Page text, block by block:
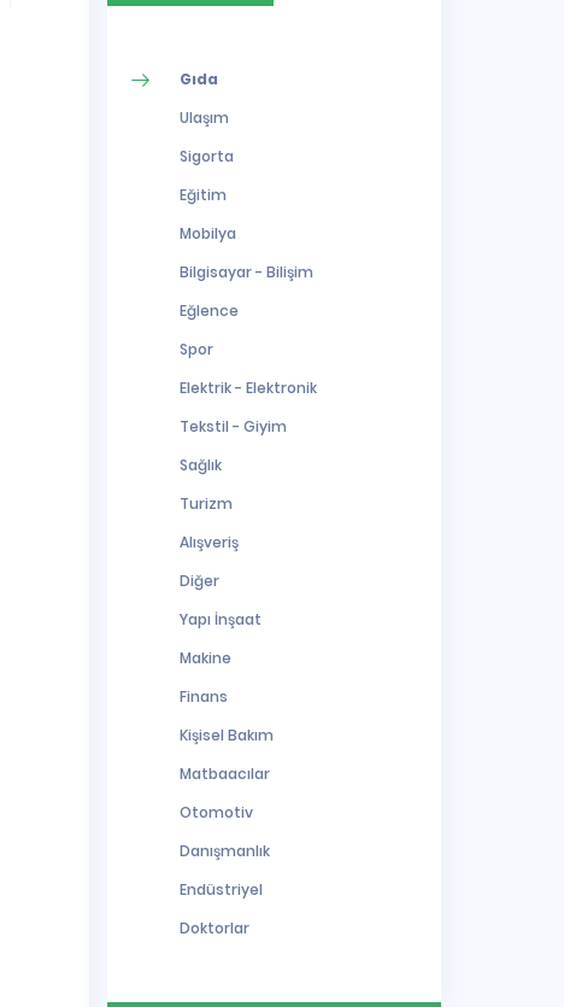
Gıda
Ulaşım
Sigorta
Eğitim
Mobilya
Bilgisayar - Bilişim
Eğlence
Spor
Elektrik - Elektronik
Tekstil - Giyim
Sağlık
Turizm
Alışveriş
Diğer
Yapı İnşaat
Makine
Finans
Kişisel Bakım
Matbaacılar
Otomotiv
Danışmanlık
Endüstriyel
Doktorlar